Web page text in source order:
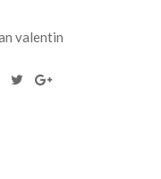
valentin